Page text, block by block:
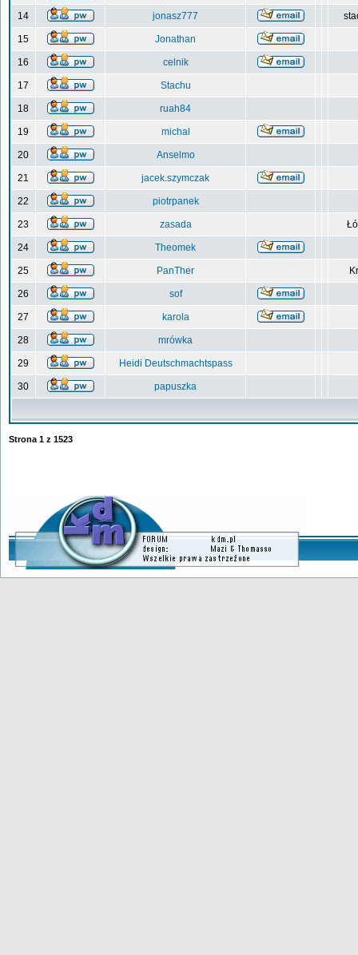
14 jonasz777
15 Jonathan
16 celnik
17 Stachu
18 ruah84
19 michal
20 Anselmo
21 jacek.szymczak
22 piotrpanek
23 zasada
24 Theomek
25 PanTher
26 sof
27 karola
28 mrówka
29 Heidi Deutschmachtspass
30 papuszka
Strona 1 z 1523